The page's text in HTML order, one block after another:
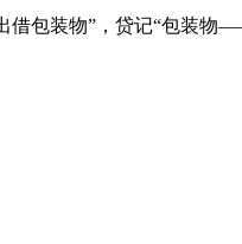
包装物”，贷记“包装物